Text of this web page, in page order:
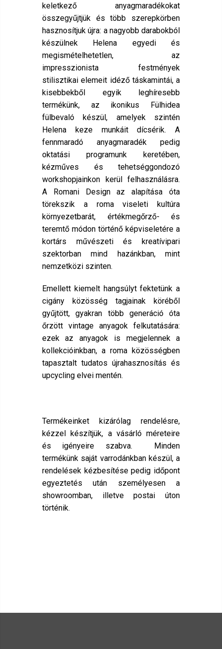
keletkező anyagmaradékokat
összegyűjtjük és több szerepkörben
hasznosítjuk újra: a nagyobb darabokból
készülnek Helena egyedi és
megismételhetetlen, az
impresszionista festmények
stilisztikai elemeit idéző táskamintái, a
kisebbekből egyik leghíresebb
termékünk, az ikonikus Fülhidea
fülbevaló készül, amelyek szintén
Helena keze munkáit dícsérik. A
fennmaradó anyagmaradék pedig
oktatási programunk keretében,
kézműves és tehetséggondozó
workshopjainkon kerül felhasználásra.
A Romani Design az alapítása óta
törekszik a roma viseleti kultúra
környezetbarát, értékmegőrző- és
teremtő módon történő képviseletére a
kortárs művészeti és kreatívipari
szektorban mind hazánkban, mint
nemzetközi szinten.
Emellett kiemelt hangsúlyt fektetünk a
cigány közösség tagjainak köréből
gyűjtött, gyakran több generáció óta
őrzött vintage anyagok felkutatására:
ezek az anyagok is megjelennek a
kollekcióinkban, a roma közösségben
tapasztalt tudatos újrahasznosítás és
upcycling elvei mentén.
Termékeinket kizárólag rendelésre,
kézzel készítjük, a vásárló méreteire
és igényeire szabva. Minden
termékünk saját varrodánkban készül, a
rendelések kézbesítése pedig időpont
egyeztetés után személyesen a
showroomban, illetve postai úton
történik.